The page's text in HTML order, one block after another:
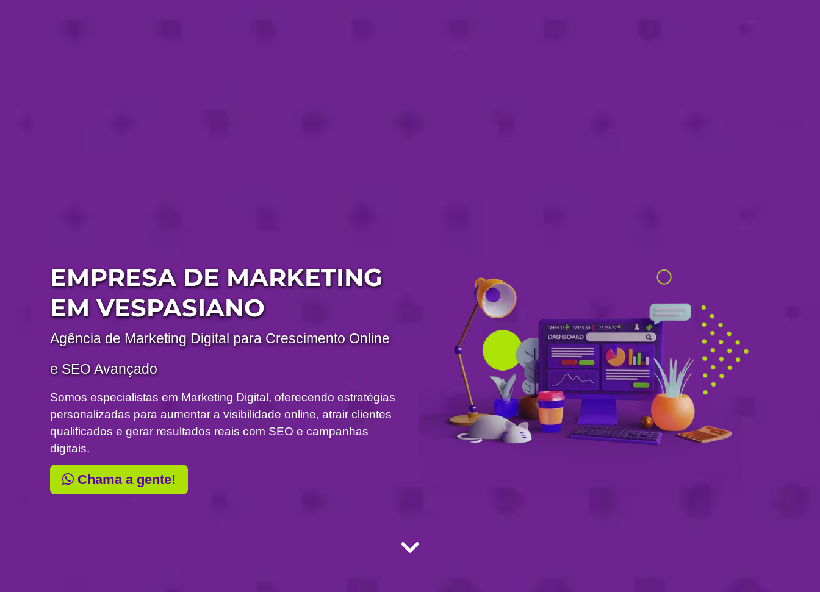
EMPRESA DE MARKETING
EM VESPASIANO
Agência de Marketing Digital para Crescimento Online
e SEO Avançado
Somos especialistas em Marketing Digital, oferecendo estratégias
personalizadas para aumentar a visibilidade online, atrair clientes
qualificados e gerar resultados reais com SEO e campanhas
digitais.
Chama a gente!